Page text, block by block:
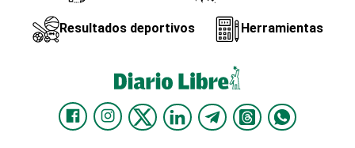
Resultados deportivos Herramientas